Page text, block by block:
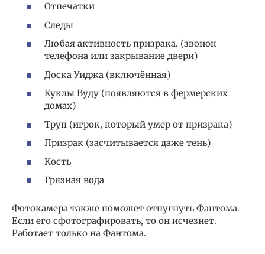
Отпечатки
Следы
Любая активность призрака. (звонок
телефона или закрывание двери)
Доска Уиджа (включённая)
Куклы Вуду (появляются в фермерских
домах)
Труп (игрок, который умер от призрака)
Призрак (засчитывается даже тень)
Кость
Грязная вода
Фотокамера также поможет отпугнуть Фантома.
Если его сфотографировать, то он исчезнет.
Работает только на Фантома.